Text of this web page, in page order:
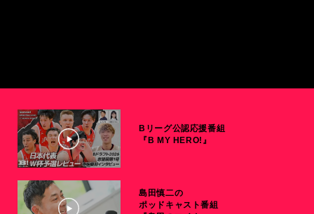
Bリーグ公認応援番組
『B MY HERO!』
島田慎二の
ポッドキャスト番組